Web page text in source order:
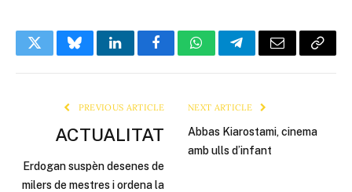
TwitterBlueskyLinkedInFacebookWhatsAppTelegramEmail Copy
PREVIOUS ARTICLE
ACTUALITAT
Erdogan suspèn desenes de
milers de mestres i ordena la
NEXT ARTICLE
Abbas Kiarostami, cinema
amb ulls d’infant